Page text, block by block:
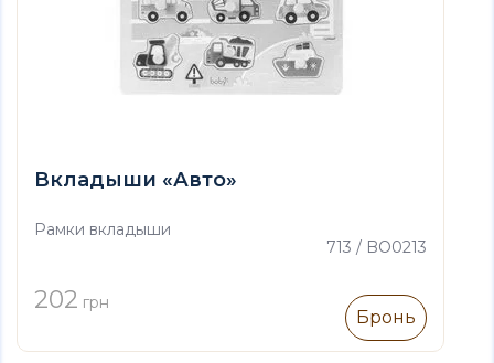
Вкладыши «Авто»
Рамки вкладыши
713 / BO0213
202 грн
Бронь